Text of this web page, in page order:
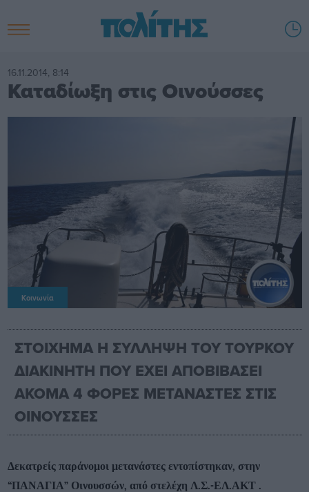
16.11.2014, 8:14
Καταδίωξη στις Οινούσσες
Κοινωνία
ΣΤΟΙΧΗΜΑ Η ΣΥΛΛΗΨΗ ΤΟΥ ΤΟΥΡΚΟΥ
ΔΙΑΚΙΝΗΤΗ ΠΟΥ ΕΧΕΙ ΑΠΟΒΙΒΑΣΕΙ
ΑΚΟΜΑ 4 ΦΟΡΕΣ ΜΕΤΑΝΑΣΤΕΣ ΣΤΙΣ
ΟΙΝΟΥΣΣΕΣ
Δεκατρείς παράνομοι μετανάστες εντοπίστηκαν, στην
“ΠΑΝΑΓΙΑ” Οινουσσών, από στελέχη Λ.Σ.-ΕΛ.ΑΚΤ .